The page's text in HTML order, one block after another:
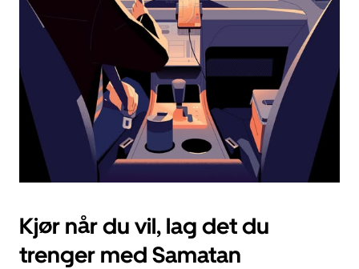
kalenderen.
Kjør når du vil, lag det du
trenger med Samatan